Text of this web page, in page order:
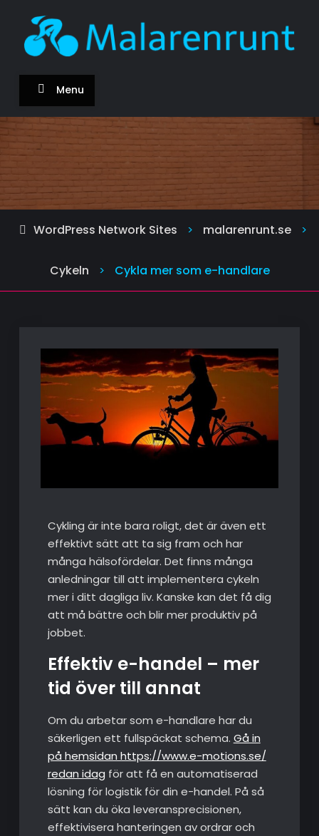
content
malarenrunt.se
Om cykeln och att cykla
Menu
WordPress Network Sites > malarenrunt.se >
Cykeln > Cykla mer som e-handlare
Cykling är inte bara roligt, det är även ett
effektivt sätt att ta sig fram och har
många hälsofördelar. Det finns många
anledningar till att implementera cykeln
mer i ditt dagliga liv. Kanske kan det få dig
att må bättre och blir mer produktiv på
jobbet.
Effektiv e-handel – mer
tid över till annat
Om du arbetar som e-handlare har du
säkerligen ett fullspäckat schema. Gå in
på hemsidan https://www.e-motions.se/
redan idag för att få en automatiserad
lösning för logistik för din e-handel. På så
sätt kan du öka leveransprecisionen,
effektivisera hanteringen av ordrar och